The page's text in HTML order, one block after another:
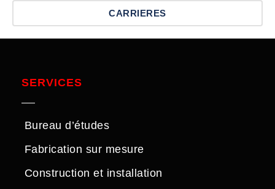
CARRIERES
SERVICES
Bureau d’études
Fabrication sur mesure
Construction et installation